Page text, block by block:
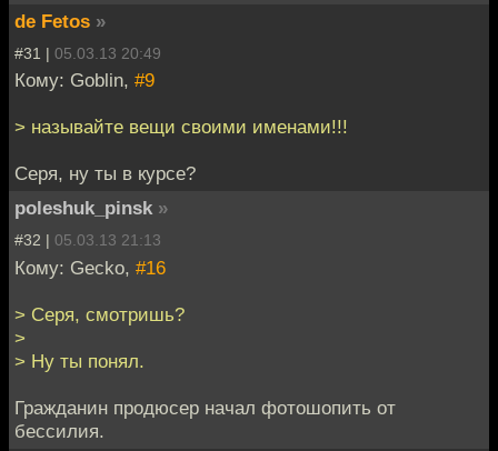
de Fetos »
#31 | 05.03.13 20:49
Кому: Goblin, #9
> называйте вещи своими именами!!!
Серя, ну ты в курсе?
poleshuk_pinsk »
#32 | 05.03.13 21:13
Кому: Gecko, #16
> Серя, смотришь?
>
> Ну ты понял.
Гражданин продюсер начал фотошопить от
бессилия.